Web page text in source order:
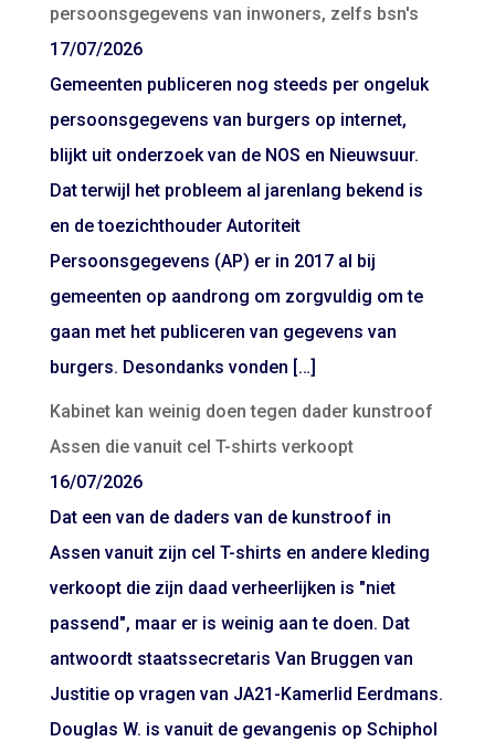
persoonsgegevens van inwoners, zelfs bsn's
17/07/2026
Gemeenten publiceren nog steeds per ongeluk
persoonsgegevens van burgers op internet,
blijkt uit onderzoek van de NOS en Nieuwsuur.
Dat terwijl het probleem al jarenlang bekend is
en de toezichthouder Autoriteit
Persoonsgegevens (AP) er in 2017 al bij
gemeenten op aandrong om zorgvuldig om te
gaan met het publiceren van gegevens van
burgers. Desondanks vonden […]
Kabinet kan weinig doen tegen dader kunstroof
Assen die vanuit cel T-shirts verkoopt
16/07/2026
Dat een van de daders van de kunstroof in
Assen vanuit zijn cel T-shirts en andere kleding
verkoopt die zijn daad verheerlijken is "niet
passend", maar er is weinig aan te doen. Dat
antwoordt staatssecretaris Van Bruggen van
Justitie op vragen van JA21-Kamerlid Eerdmans.
Douglas W. is vanuit de gevangenis op Schiphol